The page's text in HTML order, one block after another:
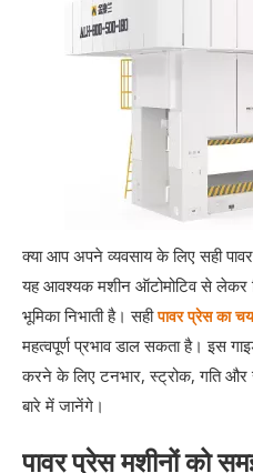
क्या आप अपने व्यवसाय के लिए सही
यह आवश्यक मशीन ऑटोमोटिव से लेकर
भूमिका निभाती है। सहीपावर प्रेस का
महत्वपूर्ण प्रभाव डाल सकता है। इस
करने के लिए टनभार, स्ट्रोक, गति
बारे में जानेंगे।
पावर प्रेस मशीनों को